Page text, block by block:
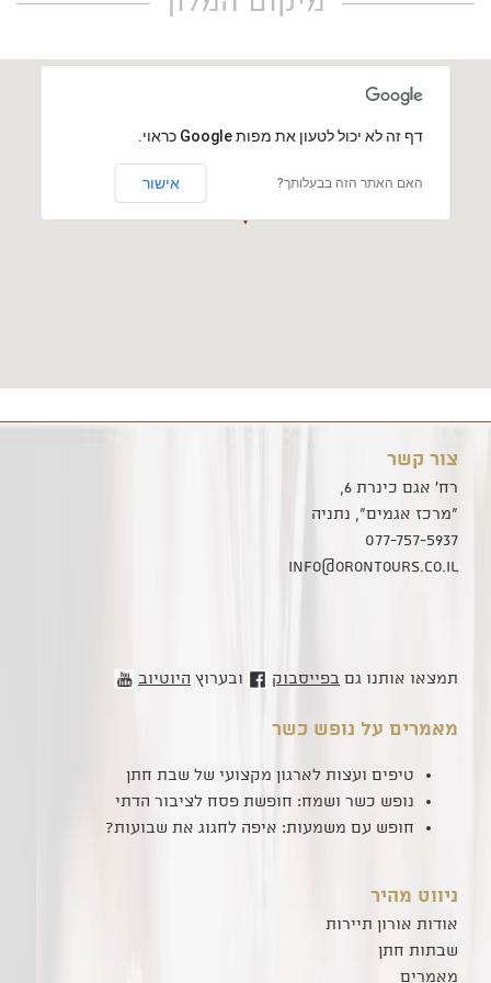
‏דף זה לא יכול לטעון את מפות Google כראוי.
האם האתר הזה בבעלותך? אישור
צור קשר
רח' אגם כינרת 6,
"מרכז אגמים", נתניה
077-757-5937
info@orontours.co.il
תמצאו אותנו גם בפייסבוק ובערוץ היוטיוב
מאמרים על נופש כשר
טיפים ועצות לארגון מקצועי של שבת חתן
נופש כשר ושמח: חופשת פסח לציבור הדתי
חופש עם משמעות: איפה לחגוג את שבועות?
ניווט מהיר
אודות אורון תיירות
שבתות חתן
מאמרים